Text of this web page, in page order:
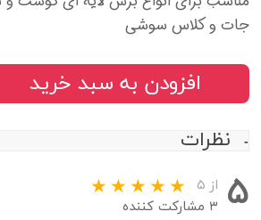
جات و کلاس سوشی
افزودن به سبد خرید
نظرات
۵ از ۵
۳ مشارکت کننده